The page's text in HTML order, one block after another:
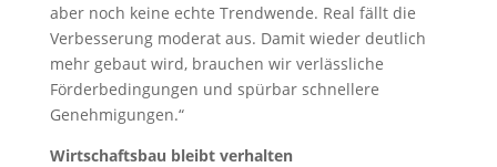
aber noch keine echte Trendwende. Real fällt die
Verbesserung moderat aus. Damit wieder deutlich
mehr gebaut wird, brauchen wir verlässliche
Förderbedingungen und spürbar schnellere
Genehmigungen.“
Wirtschaftsbau bleibt verhalten